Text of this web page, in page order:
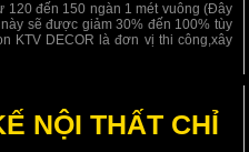
120 đến 150 ngàn 1 mét vuông (Đây
sẽ được giảm 30% đến 100% tùy
KTV DECOR là đơn vị thi công,xây
NỘI THẤT CHỈ